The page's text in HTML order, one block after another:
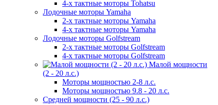
4-х тактные моторы Tohatsu
Лодочные моторы Yamaha
2-х тактные моторы Yamaha
4-х тактные моторы Yamaha
Лодочные моторы Golfstream
2-х тактные моторы Golfstream
4-х тактные моторы Golfstream
Малой мощности
(2 - 20 л.с.)
Моторы мощностью 2-8 л.с.
Моторы мощностью 9.8 - 20 л.с.
Средней мощности (25 - 90 л.с.)